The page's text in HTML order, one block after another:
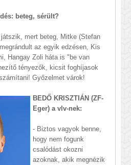
beteg, sérült?
mert beteg, Mitke (Stefan
az egyik edzésen, Kis
Hangay Zoli háta is "be van
tényezők, kicsit foghíjasok
Győzelmet várok!
BEDŐ KRISZTIÁN (ZF-
Eger) a vlv-nek:
- Biztos vagyok benne,
hogy nem fogunk
csalódást okozni
azoknak, akik megnézik